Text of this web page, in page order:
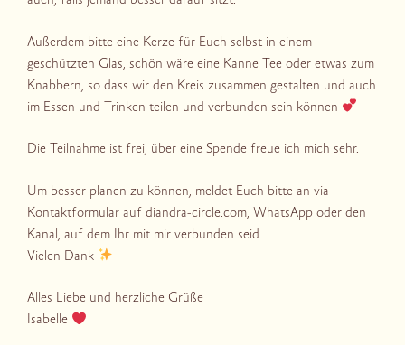
Außerdem bitte eine Kerze für Euch selbst in einem
geschützten Glas, schön wäre eine Kanne Tee oder etwas zum
Knabbern, so dass wir den Kreis zusammen gestalten und auch
im Essen und Trinken teilen und verbunden sein können
Die Teilnahme ist frei, über eine Spende freue ich mich sehr.
Um besser planen zu können, meldet Euch bitte an via
Kontaktformular auf diandra-circle.com, WhatsApp oder den
Kanal, auf dem Ihr mit mir verbunden seid..
Vielen Dank
Alles Liebe und herzliche Grüße
Isabelle